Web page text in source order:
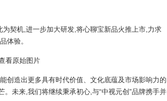
契机,进一步加大研发,将心聊宝新品火推上市,力求
体验。
造出更多具有时代价值、文化底蕴及市场影响力的
未来,我们将继续秉承初心,与“中视元创”品牌携手并